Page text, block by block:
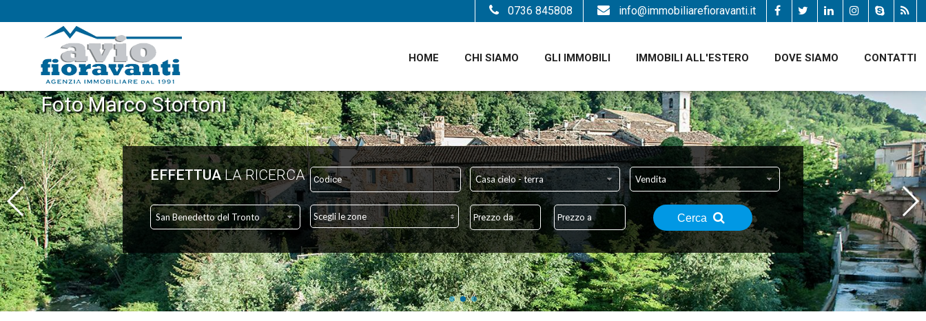
HOME CHI SIAMO GLI IMMOBILI IMMOBILI ALL'ESTERO DOVE SIAMO CONTATTI
info@immobiliarefioravanti.it
0736 845808
Foto Marco Stortoni
EFFETTUALA RICERCA Casa cielo - terra Vendita
San Benedetto del Tronto Scegli le zone Cerca